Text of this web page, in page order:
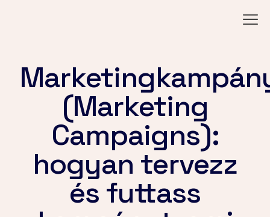
(Marketing
Campaigns):
hogyan tervezz
és futtass